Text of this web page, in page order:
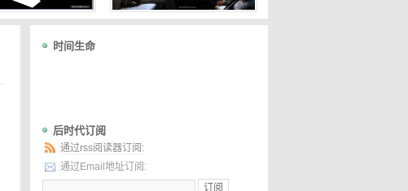
时间生命
后时代订阅
通过rss阅读器订阅:
通过Email地址订阅: